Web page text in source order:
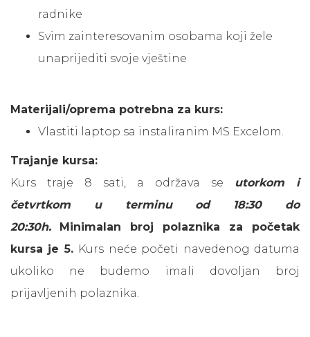
radnike
Svim zainteresovanim osobama koji žele
unaprijediti svoje vještine
Materijali/oprema potrebna za kurs:
Vlastiti laptop sa instaliranim MS Excelom.
Trajanje kursa:
Kurs traje 8 sati, a održava se utorkom i
četvrtkom u terminu od 18:30 do
20:30h.
Minimalan broj polaznika za početak
kursa je 5. Kurs neće početi navedenog datuma
ukoliko ne budemo imali dovoljan broj
prijavljenih polaznika.